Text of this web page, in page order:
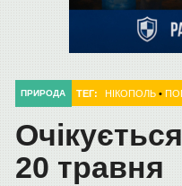
ПРИРОДА ТЕГ: НІКОПОЛЬ •
20 травня